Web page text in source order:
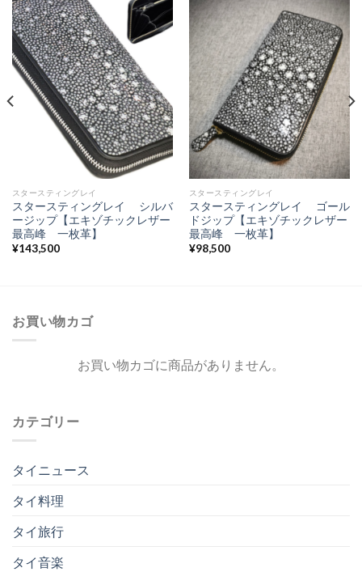
スタースティングレイ
スタースティングレイ シルバ
ージップ【エキゾチックレザー
最高峰 一枚革】
¥143,500
スタースティングレイ
スタースティングレイ ゴール
ドジップ【エキゾチックレザー
最高峰 一枚革】
¥98,500
お買い物カゴ
お買い物カゴに商品がありません。
カテゴリー
タイニュース
タイ料理
タイ旅行
タイ音楽